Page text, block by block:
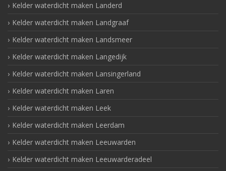
Kelder waterdicht maken Landerd
Kelder waterdicht maken Landgraaf
Kelder waterdicht maken Landsmeer
Kelder waterdicht maken Langedijk
Kelder waterdicht maken Lansingerland
Kelder waterdicht maken Laren
Kelder waterdicht maken Leek
Kelder waterdicht maken Leerdam
Kelder waterdicht maken Leeuwarden
Kelder waterdicht maken Leeuwarderadeel